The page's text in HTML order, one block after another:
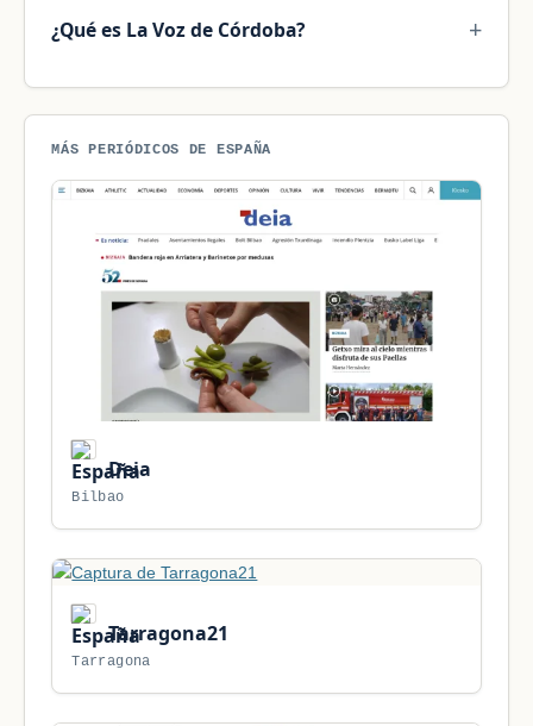
¿Qué es La Voz de Córdoba?
MÁS PERIÓDICOS DE ESPAÑA
Deia
Bilbao
Tarragona21
Tarragona